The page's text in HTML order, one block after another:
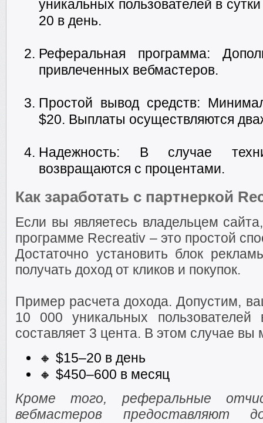
уникальных пользователей в
20 в день.
Реферальная программа:
привлеченных вебмастеров.
Простой вывод средств:
$20. Выплаты осуществляются
Надежность: В случае
возвращаются с процентами.
Как заработать с партнеркой
Если вы являетесь владельцем
программе Recreativ – это простой
Достаточно установить блок
получать доход от кликов и покупок.
Пример расчета дохода. Допустим,
10 000 уникальных
составляет 3 цента. В этом случае вы
🔸 $15–20 в день
🔸 $450–600 в месяц
Кроме того, реферальные
вебмастеров предоставляют